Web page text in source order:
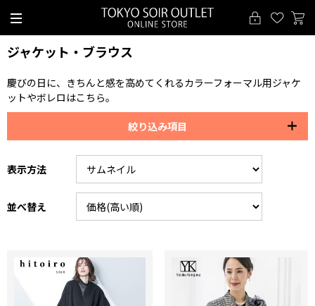
ジャケット・ブラウス
慶びの日に、きちんと感を高めてくれるカラーフォーマル用ジャケ
ットやボレロはこちら。
絞り込み項目
表示方法
並べ替え